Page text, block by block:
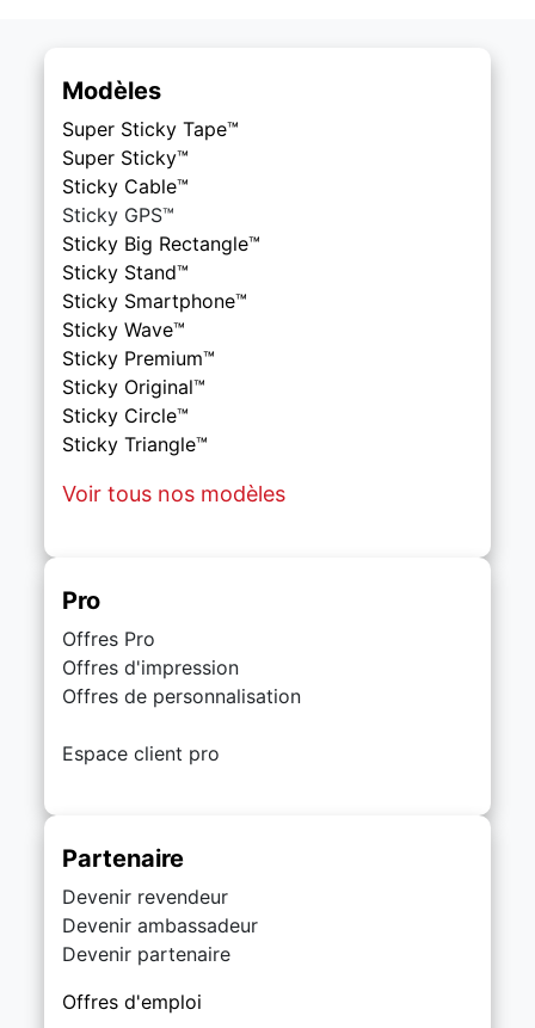
Modèles
Super Sticky Tape™
Super Sticky™
Sticky Cable™
Sticky GPS™
Sticky Big Rectangle™
Sticky Stand™
Sticky Smartphone™
Sticky Wave™
Sticky Premium™
Sticky Original™
Sticky Circle™
Sticky Triangle™
Voir tous nos modèles
Pro
Offres Pro
Offres d'impression
Offres de personnalisation
Espace client pro
Partenaire
Devenir revendeur
Devenir ambassadeur
Devenir partenaire
Offres d'emploi